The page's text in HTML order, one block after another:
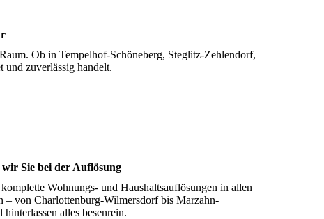
Ob in Tempelhof-Schöneberg, Steglitz-Zehlendorf,
und zuverlässig handelt.
Sie bei der Auflösung
Wohnungs- und Haushaltsauflösungen in allen
– von Charlottenburg-Wilmersdorf bis Marzahn-
alles besenrein.